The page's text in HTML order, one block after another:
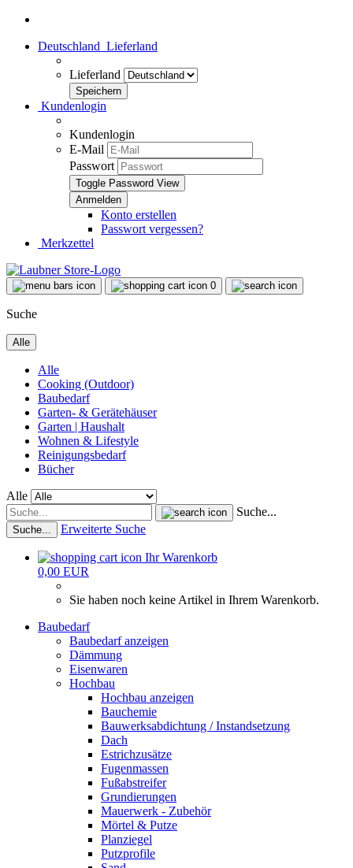
Deutschland Lieferland
Lieferland
Kundenlogin
Kundenlogin
E-Mail
Passwort
Toggle Password View
Konto erstellen
Passwort vergessen?
Merkzettel
0
Suche
Alle
Alle
Cooking (Outdoor)
Baubedarf
Garten- & Gerätehäuser
Garten | Haushalt
Wohnen & Lifestyle
Reinigungsbedarf
Bücher
Alle
Suche...
Suche... Erweiterte Suche
Ihr Warenkorb
0,00 EUR
Sie haben noch keine Artikel in Ihrem Warenkorb.
Baubedarf
Baubedarf anzeigen
Dämmung
Eisenwaren
Hochbau
Hochbau anzeigen
Bauchemie
Bauwerksabdichtung / Instandsetzung
Dach
Estrichzusätze
Fugenmassen
Fußabstreifer
Grundierungen
Mauerwerk - Zubehör
Mörtel & Putze
Planziegel
Putzprofile